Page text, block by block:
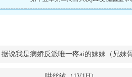
据说我是病娇反派唯一疼ai的妹妹（兄妹骨